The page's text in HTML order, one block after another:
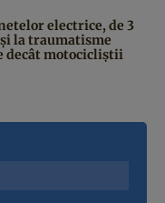
electrice, de 3
la traumatisme
decât motocicliștii